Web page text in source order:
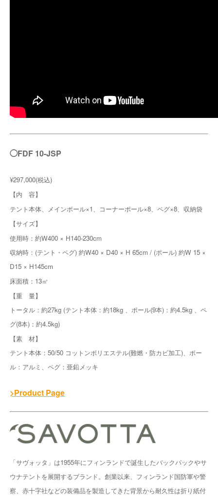
◯FDF 10-JSP
¥297,000(税込)
【内 容】
テント本体、メインポール×1、コーナーポール×8、ペグ×8、収納袋
【サイズ】
使用時：約W400 × H140-230cm
収納時：(テント・ペグ) 約W40 × D40 × H 65cm / (ポール) 約W 15 ×
D15 × H145cm
床面積：13㎡
【重 量】
トータル：約27kg (テント本体：約18kg 、ポール(9本)：約4.5kg 、ペ
グ(8本)：約4.5kg)
【素 材】
テント本体：50/50 コットンポリエステル(難燃・防カビ加工)、ポー
ル：アルミ、ペグ：亜鉛メッキ
>Product Page
「サヴォッタ」は1955年にフィンランドで誕生したバックパックやサ
ウナテントを展開するブランド。創業以来、フィンランド国防軍や警
察、赤十字社などの装備品を製造してきた背景から耐久性は折り紙付